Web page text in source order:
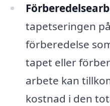
tapetseringen
förberedelse
tapet eller
arbete kan
kostnad i den